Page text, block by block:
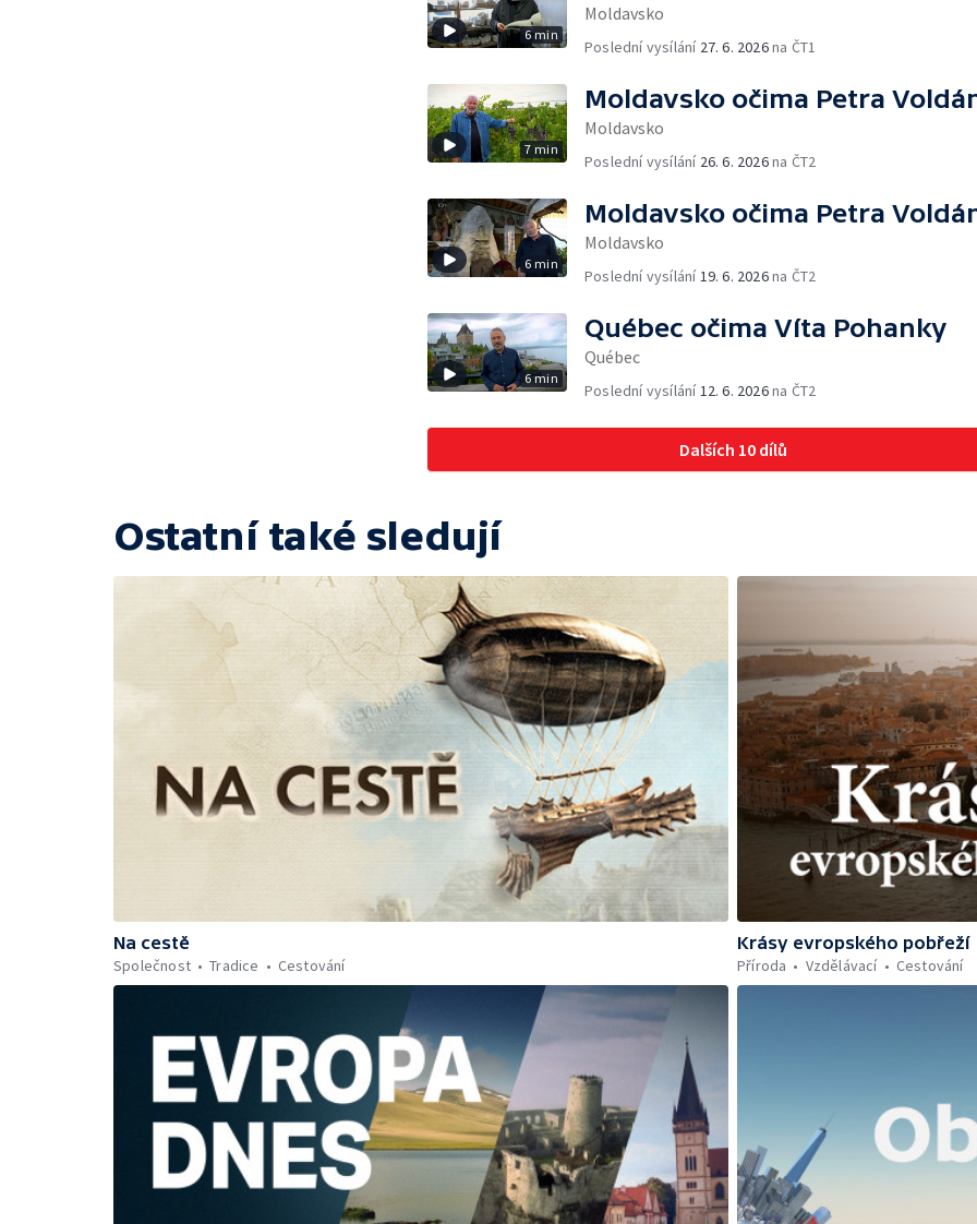
6 min
Moldavsko
Poslední vysílání 27. 6. 2026na ČT1
7 min
Moldavsko očima Petra
Moldavsko
Poslední vysílání 26. 6. 2026na ČT2
6 min
Moldavsko očima Petra
Moldavsko
Poslední vysílání 19. 6. 2026na ČT2
6 min
Québec očima Víta Pohanky
Québec
Poslední vysílání 12. 6. 2026na ČT2
Dalších 10 dílů
Ostatní také sledují
Na cestě
Společnost
Tradice Cestování
Krásy evropského pobřeží
Příroda
Vzdělávací Cestování